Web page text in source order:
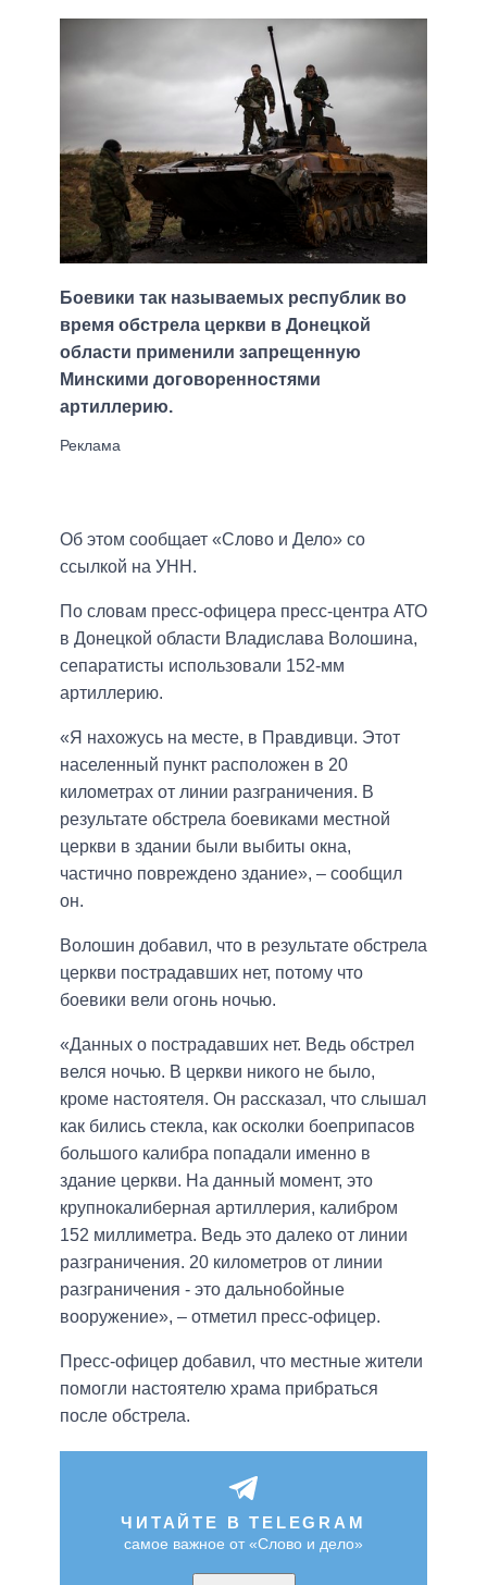
Боевики так называемых республик во
время обстрела церкви в Донецкой
области применили запрещенную
Минскими договоренностями
артиллерию.
Об этом сообщает «Слово и Дело» со
ссылкой на УНН.
По словам пресс-офицера пресс-центра АТО
в Донецкой области Владислава Волошина,
сепаратисты использовали 152-мм
артиллерию.
«Я нахожусь на месте, в Правдивци. Этот
населенный пункт расположен в 20
километрах от линии разграничения. В
результате обстрела боевиками местной
церкви в здании были выбиты окна,
частично повреждено здание», – сообщил
он.
Волошин добавил, что в результате обстрела
церкви пострадавших нет, потому что
боевики вели огонь ночью.
«Данных о пострадавших нет. Ведь обстрел
велся ночью. В церкви никого не было,
кроме настоятеля. Он рассказал, что слышал
как бились стекла, как осколки боеприпасов
большого калибра попадали именно в
здание церкви. На данный момент, это
крупнокалиберная артиллерия, калибром
152 миллиметра. Ведь это далеко от линии
разграничения. 20 километров от линии
разграничения - это дальнобойные
вооружение», – отметил пресс-офицер.
Пресс-офицер добавил, что местные жители
помогли настоятелю храма прибраться
после обстрела.
ЧИТАЙТЕ В TELEGRAM
самое важное от «Слово и дело»